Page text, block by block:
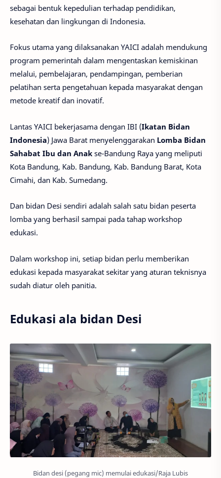
sebagai bentuk kepedulian terhadap pendidikan,
kesehatan dan lingkungan di Indonesia.
Fokus utama yang dilaksanakan YAICI adalah mendukung
program pemerintah dalam mengentaskan kemiskinan
melalui, pembelajaran, pendampingan, pemberian
pelatihan serta pengetahuan kepada masyarakat dengan
metode kreatif dan inovatif.
Lantas YAICI bekerjasama dengan IBI (Ikatan Bidan
Indonesia) Jawa Barat menyelenggarakan Lomba Bidan
Sahabat Ibu dan Anak se-Bandung Raya yang meliputi
Kota Bandung, Kab. Bandung, Kab. Bandung Barat, Kota
Cimahi, dan Kab. Sumedang.
Dan bidan Desi sendiri adalah salah satu bidan peserta
lomba yang berhasil sampai pada tahap workshop
edukasi.
Dalam workshop ini, setiap bidan perlu memberikan
edukasi kepada masyarakat sekitar yang aturan teknisnya
sudah diatur oleh panitia.
Edukasi ala bidan Desi
Bidan desi (pegang mic) memulai edukasi/Raja Lubis